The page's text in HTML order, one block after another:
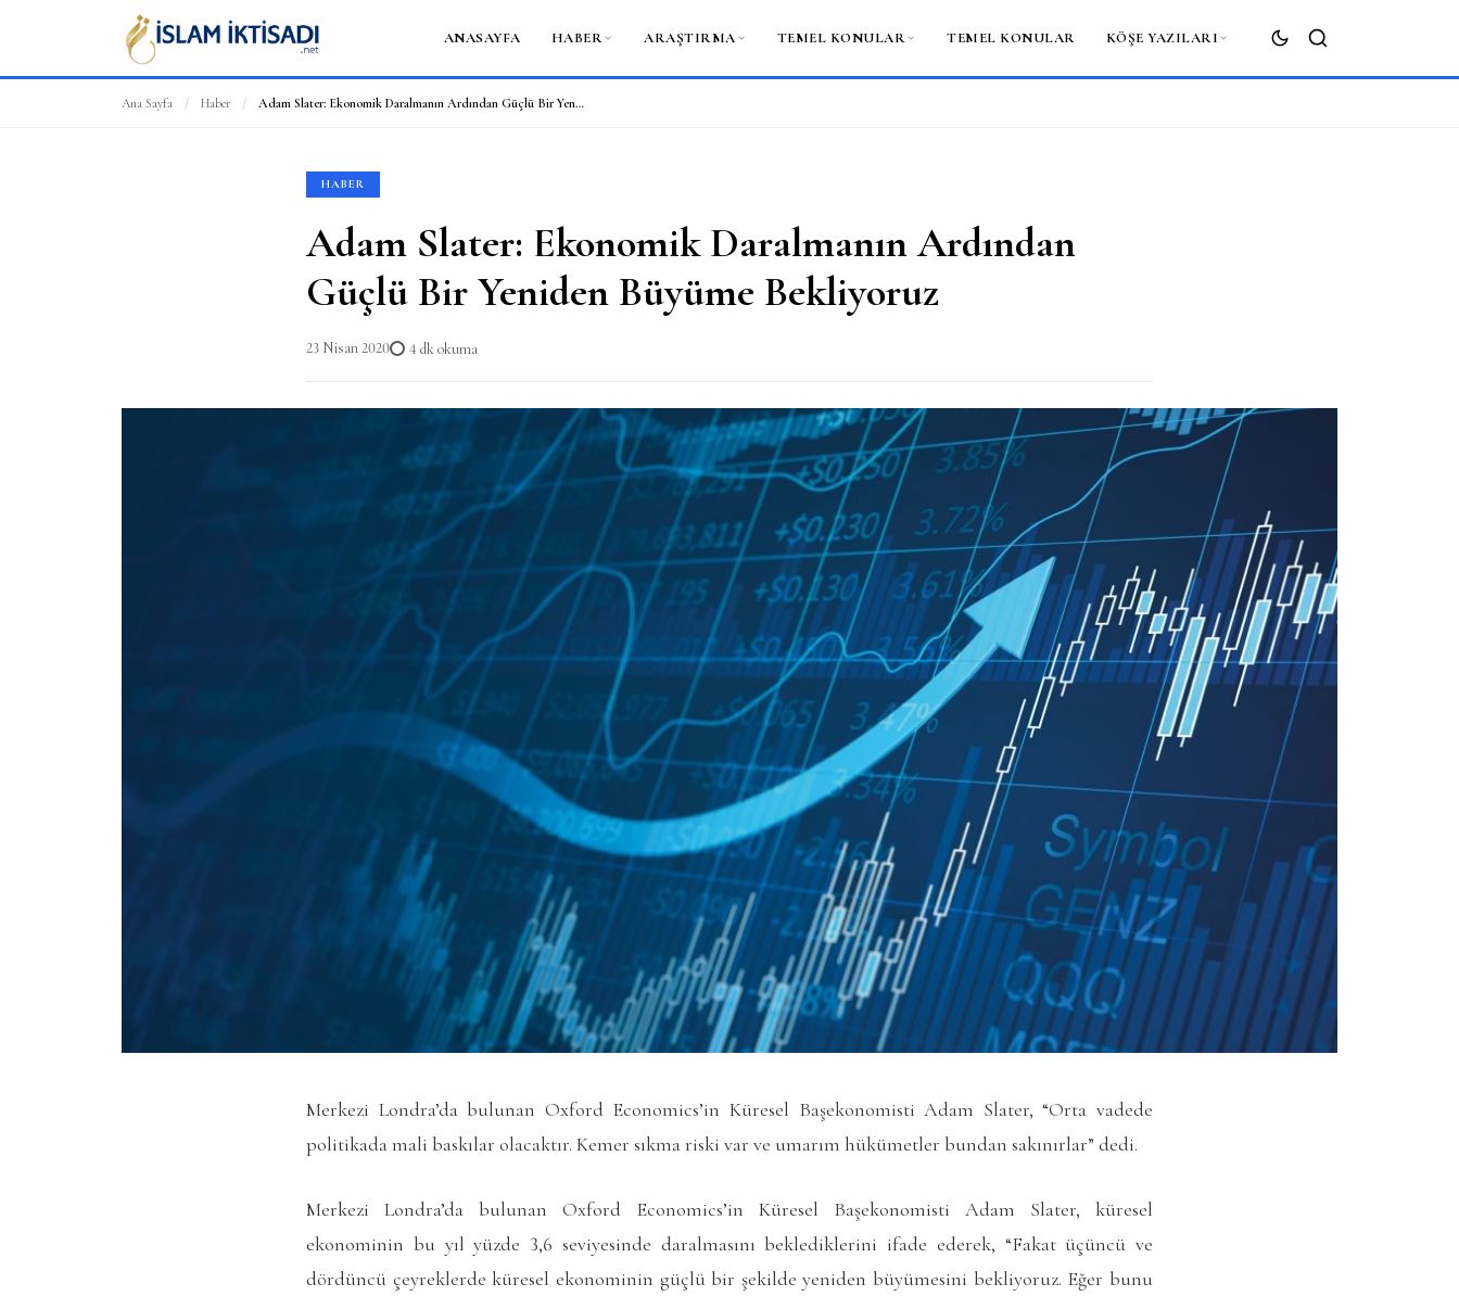
ANASAYFA HABER ARAŞTIRMA TEMEL KONULAR TEMEL KONULAR KÖŞE YAZILARI
ARA
Ana Sayfa / Haber / Adam Slater: Ekonomik Daralmanın Ardından Güçlü Bir Yeniden Büyüme Bekliyoruz
HABER
Adam Slater: Ekonomik Daralmanın Ardından
Güçlü Bir Yeniden Büyüme Bekliyoruz
23 Nisan 2020 4 dk okuma
Merkezi Londra’da bulunan Oxford Economics’in Küresel Başekonomisti Adam Slater, “Orta vadede
politikada mali baskılar olacaktır. Kemer sıkma riski var ve umarım hükümetler bundan sakınırlar” dedi.
Merkezi Londra’da bulunan Oxford Economics’in Küresel Başekonomisti Adam Slater, küresel
ekonominin bu yıl yüzde 3,6 seviyesinde daralmasını beklediklerini ifade ederek, “Fakat üçüncü ve
dördüncü çeyreklerde küresel ekonominin güçlü bir şekilde yeniden büyümesini bekliyoruz. Eğer bunu